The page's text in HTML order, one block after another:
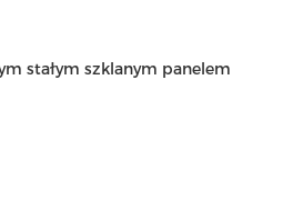
stałym szklanym panelem